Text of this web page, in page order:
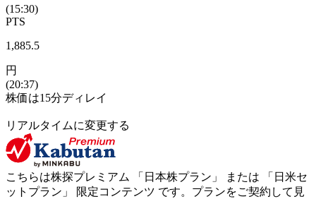
(15:30)
PTS
1,885.5
円
(20:37)
株価は15分ディレイ
リアルタイムに変更する
こちらは株探プレミアム 「 日本株プラン 」 または 「 日米セ
ットプラン 」 限定コンテンツ です。プランをご契約して見